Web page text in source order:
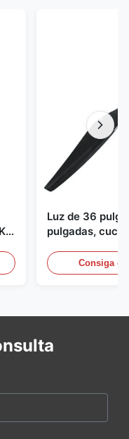
Luz de 36
pulgadas,
pulgadas para
Consiga el